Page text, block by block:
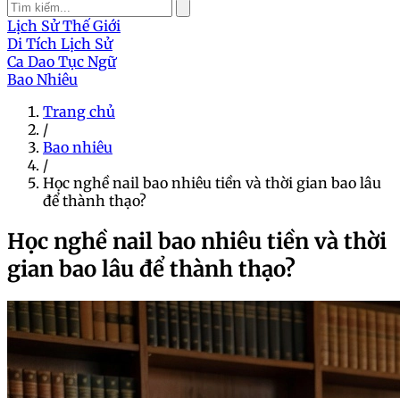
Lịch Sử Thế Giới
Di Tích Lịch Sử
Ca Dao Tục Ngữ
Bao Nhiêu
Trang chủ
/
Bao nhiêu
/
Học nghề nail bao nhiêu tiền và thời gian bao lâu
để thành thạo?
Học nghề nail bao nhiêu tiền và thời
gian bao lâu để thành thạo?